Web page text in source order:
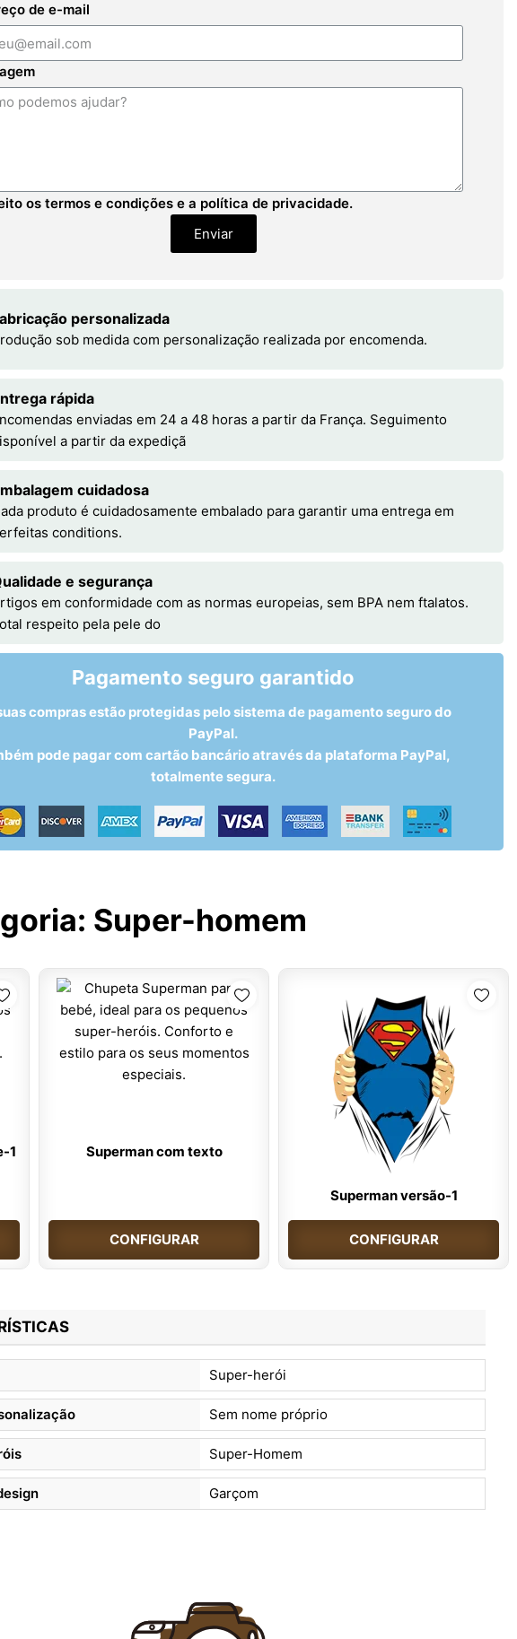
de e-mail
os termos e condições e a política de privacidade.
Enviar
personalizada
sob medida com personalização realizada por encomenda.
rápida
enviadas em 24 a 48 horas a partir da França. Seguimento
a partir da expediçã
cuidadosa
produto é cuidadosamente embalado para garantir uma entrega em
conditions.
e segurança
em conformidade com as normas europeias, sem BPA nem ftalatos.
respeito pela pele do
Pagamento seguro garantido
compras estão protegidas pelo sistema de pagamento seguro do
PayPal.
pode pagar com cartão bancário através da plataforma PayPal,
totalmente segura.
Super-homem
1 Superman com texto
CONFIGURAR
Superman versão-1
CONFIGURAR
Super-herói
Sem nome próprio
Super-Homem
Garçom